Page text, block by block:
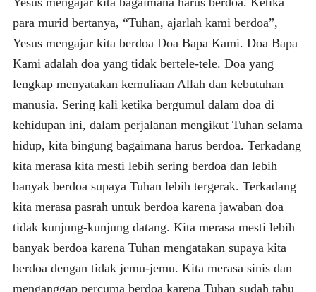
para murid bertanya, “Tuhan, ajarlah kami berdoa”,
Yesus mengajar kita berdoa Doa Bapa Kami. Doa Bapa
Kami adalah doa yang tidak bertele-tele. Doa yang
lengkap menyatakan kemuliaan Allah dan kebutuhan
manusia. Sering kali ketika bergumul dalam doa di
kehidupan ini, dalam perjalanan mengikut Tuhan selama
hidup, kita bingung bagaimana harus berdoa. Terkadang
kita merasa kita mesti lebih sering berdoa dan lebih
banyak berdoa supaya Tuhan lebih tergerak. Terkadang
kita merasa pasrah untuk berdoa karena jawaban doa
tidak kunjung-kunjung datang. Kita merasa mesti lebih
banyak berdoa karena Tuhan mengatakan supaya kita
berdoa dengan tidak jemu-jemu. Kita merasa sinis dan
menganggap percuma berdoa karena Tuhan sudah tahu